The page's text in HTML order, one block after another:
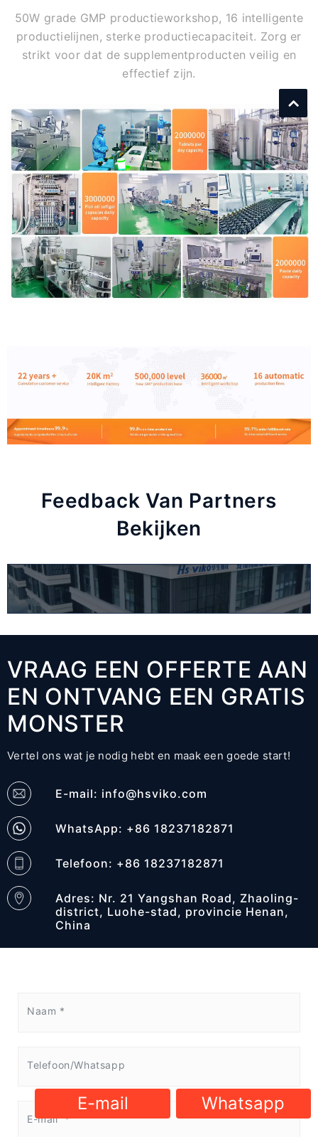
50W grade GMP productieworkshop, 16 intelligente
productielijnen, sterke productiecapaciteit. Zorg er
strikt voor dat de supplementproducten veilig en
effectief zijn.
Feedback Van Partners
Bekijken
VRAAG EEN OFFERTE AAN
EN ONTVANG EEN GRATIS
MONSTER
Vertel ons wat je nodig hebt en maak een goede start!
E-mail: info@hsviko.com
WhatsApp: +86 18237182871
Telefoon: +86 18237182871
Adres: Nr. 21 Yangshan Road, Zhaoling-
district, Luohe-stad, provincie Henan,
China
E-mail Whatsapp